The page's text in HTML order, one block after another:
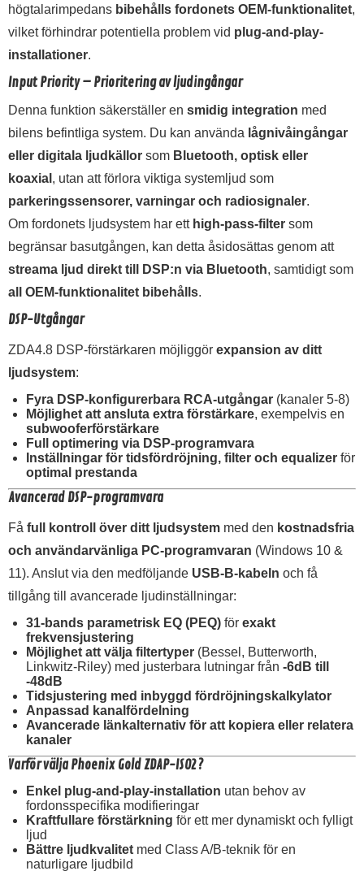
högtalarimpedans bibehålls fordonets OEM-funktionalitet,
vilket förhindrar potentiella problem vid plug-and-play-
installationer.
Input Priority – Prioritering av ljudingångar
Denna funktion säkerställer en smidig integration med
bilens befintliga system. Du kan använda lågnivåingångar
eller digitala ljudkällor som Bluetooth, optisk eller
koaxial , utan att förlora viktiga systemljud som
parkeringssensorer, varningar och radiosignaler.
Om fordonets ljudsystem har ett high-pass-filter som
begränsar basutgången, kan detta åsidosättas genom att
streama ljud direkt till DSP:n via Bluetooth, samtidigt som
all OEM-funktionalitet bibehålls.
DSP-Utgångar
ZDA4.8 DSP-förstärkaren möjliggör expansion av ditt
ljudsystem:
Fyra DSP-konfigurerbara RCA-utgångar (kanaler 5-8)
Möjlighet att ansluta extra förstärkare, exempelvis en
subwooferförstärkare
Full optimering via DSP-programvara
Inställningar för tidsfördröjning, filter och equalizer för
optimal prestanda
Avancerad DSP-programvara
Få full kontroll över ditt ljudsystem med den kostnadsfria
och användarvänliga PC-programvaran (Windows 10 &
11). Anslut via den medföljande USB-B-kabeln och få
tillgång till avancerade ljudinställningar:
31-bands parametrisk EQ (PEQ) för exakt
frekvensjustering
Möjlighet att välja filtertyper (Bessel, Butterworth,
Linkwitz-Riley) med justerbara lutningar från -6dB till
-48dB
Tidsjustering med inbyggd fördröjningskalkylator
Anpassad kanalfördelning
Avancerade länkalternativ för att kopiera eller relatera
kanaler
Varför välja Phoenix Gold ZDAP-ISO2?
Enkel plug-and-play-installation utan behov av
fordonsspecifika modifieringar
Kraftfullare förstärkning för ett mer dynamiskt och fylligt
ljud
Bättre ljudkvalitet med Class A/B-teknik för en
naturligare ljudbild